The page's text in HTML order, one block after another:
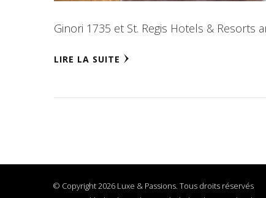
Ginori 1735 et St. Regis Hotels &
LIRE LA SUITE
© Copyright 2026 Luxe & Passions. Tous droits réservés